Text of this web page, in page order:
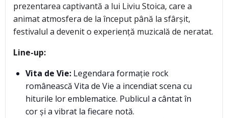
prezentarea captivantă a lui Liviu Stoica, care a
animat atmosfera de la început până la sfârșit,
festivalul a devenit o experiență muzicală de neratat.
Line-up:
Vita de Vie: Legendara formație rock
românească Vita de Vie a incendiat scena cu
hiturile lor emblematice. Publicul a cântat în
cor și a vibrat la fiecare notă.